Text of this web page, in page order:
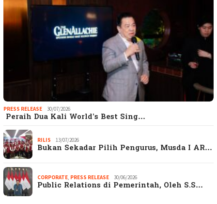
PRESS RELEASE 30/07/2026
Peraih Dua Kali World’s Best Sing…
RILIS 13/07/2026
Bukan Sekadar Pilih Pengurus, Musda I AR…
CORPORATE, PRESS RELEASE 30/06/2026
Public Relations di Pemerintah, Oleh S.S…